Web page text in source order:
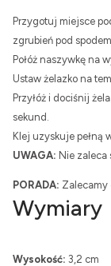
Przygotuj miejsce
zgrubień pod spodem.
Połóż naszywkę na
Ustaw żelazko na
Przyłóż i dociśnij
sekund.
Klej uzyskuje pełną
UWAGA: Nie zaleca
PORADA: Zalecamy
Wymiary
Wysokość: 3,2 cm